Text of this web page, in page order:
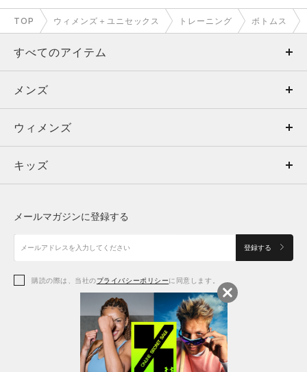
TOP ウィメンズ＋ユニセックス トレーニング ボトムス
すべてのアイテム
メンズ
ウィメンズ
キッズ
アクセサリー
メンズ
トップス
ボトムス
アクセサリー
ウィメンズ
トップス
シューズ
アクセサリー
レギンス＆タイツ
キッズ
シューズ
メールマガジンに登録する
登録する
購読の際は、当社のプライバシーポリシーに同意します。